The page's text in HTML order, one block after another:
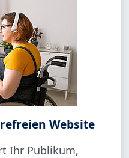
Website
Ihr Publikum,